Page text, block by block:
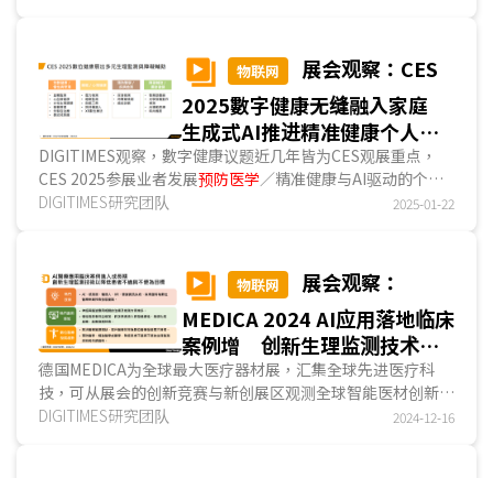
物联网
展会观察：CES
2025數字健康无缝融入家庭
生成式AI推进精准健康个人化
服务
DIGITIMES观察，數字健康议题近几年皆为CES观展重点，
CES 2025参展业者发展预防医学／精准健康与AI驱动的个人
化指导产品／服务已成为趋势，全龄健康管理、心理.....
DIGITIMES研究团队 2025-01-22
物联网
展会观察：
MEDICA 2024 AI应用落地临床
案例增 创新生理监测技术以
轻便无感为目标
德国MEDICA为全球最大医疗器材展，汇集全球先进医疗科
技，可从展会的创新竞赛与新创展区观测全球智能医材创新发
展趋势。DIGITIMES观察，MEDICA 2024强调AI应用...
DIGITIMES研究团队 2024-12-16